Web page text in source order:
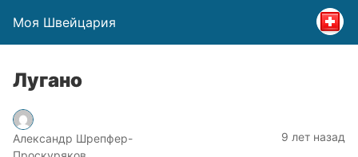
Моя Швейцария
Лугано
Александр Шрепфер-
9 лет назад